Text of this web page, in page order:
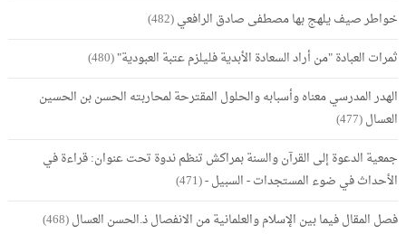
خواطر صيف يلهج بها مصطفى صادق الرافعي(482)
ثمرات العبادة "من أراد السعادة الأبدية فليلزم عتبة العبودية"(480)
الهدر المدرسي معناه وأسبابه والحلول المقترحة لمحاربته الحسن بن الحسين
العسال(477)
جمعية الدعوة إلى القرآن والسنة بمراكش تنظم ندوة تحت عنوان: قراءة في
الأحداث في ضوء المستجدات - السبيل -(471)
فصل المقال فيما بين الإسلام والعلمانية من الانفصال ذ.الحسن العسال(468)